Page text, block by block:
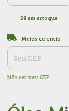
28em estoque
Entregas para o CEP:
Meios de envio
Não sei meu CEP